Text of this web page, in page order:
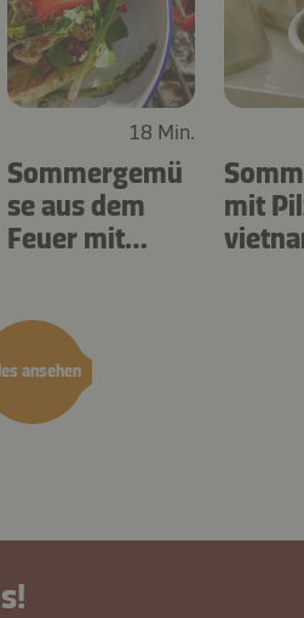
ansehen
18 Min.
Sommergemü
se aus dem
Feuer mit
mit